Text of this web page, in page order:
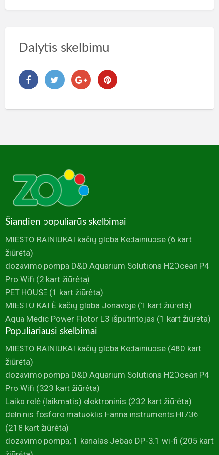
Dalytis skelbimu
Šiandien populiarūs skelbimai
MIESTO RAINIUKAI kačių globa Kedainiuose(6 kart
žiūrėta)
dozavimo pompa D&D Aquarium Solutions H2Ocean P4
Pro Wifi (2 kart žiūrėta)
PET HOUSE(1 kart žiūrėta)
MIESTO KATĖ kačių globa Jonavoje(1 kart žiūrėta)
Aqua Medic Power Flotor L3 išputintojas (1 kart žiūrėta)
Populiariausi skelbimai
MIESTO RAINIUKAI kačių globa Kedainiuose(480 kart
žiūrėta)
dozavimo pompa D&D Aquarium Solutions H2Ocean P4
Pro Wifi (323 kart žiūrėta)
Laiko relė (laikmatis) elektroninis (232 kart žiūrėta)
delninis fosforo matuoklis Hanna instruments HI736
(218 kart žiūrėta)
dozavimo pompa; 1 kanalas Jebao DP-3.1 wi-fi (205 kart